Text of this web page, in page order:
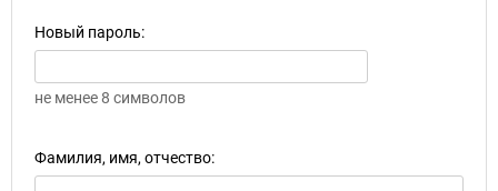
Новый пароль:
не менее 8 символов
Фамилия, имя, отчество: